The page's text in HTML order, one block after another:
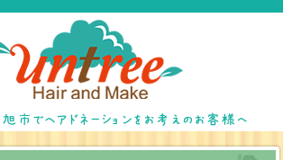
でヘアドネーションをお考えのお客様へ